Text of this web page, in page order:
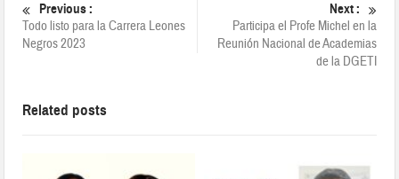
Previous :
Todo listo para la Carrera Leones
Negros 2023
Next :
Participa el Profe Michel en la
Reunión Nacional de Academias
de la DGETI
Related posts